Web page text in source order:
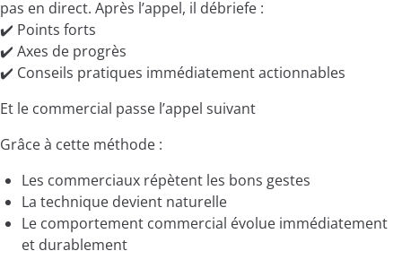
pas en direct. Après l’appel, il débriefe :
✔️ Points forts
✔️ Axes de progrès
✔️ Conseils pratiques immédiatement actionnables
Et le commercial passe l’appel suivant
Grâce à cette méthode :
Les commerciaux répètent les bons gestes
La technique devient naturelle
Le comportement commercial évolue immédiatement
et durablement